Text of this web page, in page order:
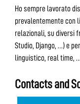
Ho sempre lavorato
prevalentemente con
relazionali, su diversi
Studio, Django, …) e
linguistico, real time,
Contacts and